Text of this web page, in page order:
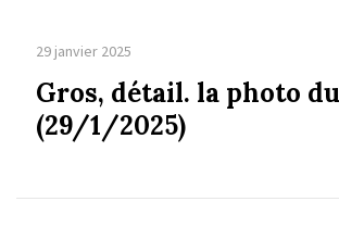
29 janvier 2025
Gros, détail. la photo
(29/1/2025)